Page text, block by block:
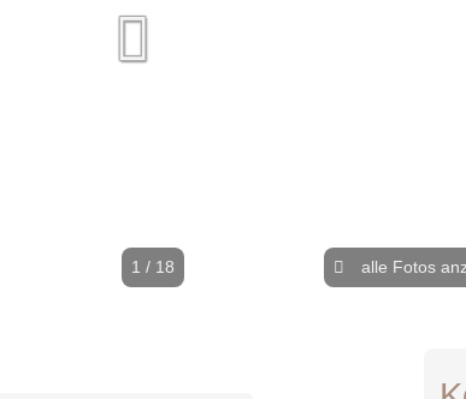
1 / 18 alle Fotos